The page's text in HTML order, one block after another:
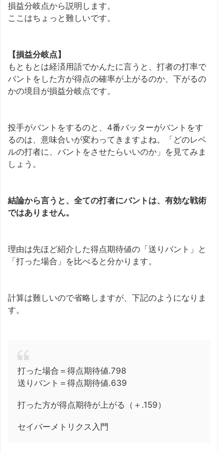
損益分岐点から説明します。
ここはちょっと難しいです。
【損益分岐点】
もともとは経済用語でかんたに言うと、打者の打率で
バントをした方が得点の確率が上がるのか、下がるの
かの境目が損益分岐点です。
投手がバントをするのと、4番バッターがバントをす
るのは、意味合いが変わってきますよね。「どのレベ
ルの打者に、バントをさせたらいいのか」を見てみま
しょう。
結論から言うと、全ての打者にバントは、有効な戦術
ではありません。
理由は先ほど紹介した得点期待値の「送りバント」と
「打った場合」を比べると分かります。
計算は難しいので省略しますが、下記のようになりま
す。
打った場合＝得点期待値.798
送りバント＝得点期待値.639
打った方が得点期待が上がる（＋.159）
セイバーメトリクス入門